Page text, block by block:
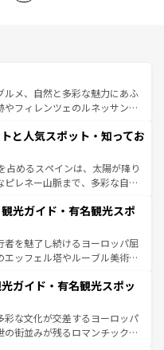
ルメ、自然と多彩な魅力にあふ
やフィレンツェのルネッサンス
田園風景やアマルフィ海岸の絶
い。観光の合間には、本場の
イタリア料理を堪能することも
るまで、すべての瞬間を楽し
はコンテンツ一覧を参照してほ
と人気スポット・知ってお
占めるスペインは、太陽が降り
レネー山脈まで、多彩な自然
熱的なフラメンコ、熱気あふ
パスが生活の一部となってい
された雰囲気や、バルセロナの
方では古代ローマ遺跡や中世
候が異なるスペインはその個
しい。
光ガイド・有名観光スポ
者を魅了し続けるヨーロッパ屈
ッフェル塔やルーブル美術館
る。華麗な宮殿、歴史的な大
豊かな自然が、訪れる者を心
ンスは美食の国としても知ら
無形文化遺産にも登録されて
ガイド・有名観光スポッ
彩な文化が交差するヨーロッパ
街並みが残るロマンチック街